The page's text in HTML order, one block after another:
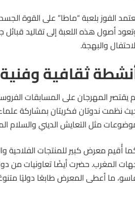
الفوز بلعبة “ماطا” على القوة
أصول هذه اللعبة إلى تقاليد
والبهجة.
ثقافية
يقتصر المهرجان على المسابقات
نظمت ندوتان فكريتان بمشاركة
مثل التعايش الديني والسلام
المغرب. حضرت أيضًا تعاونيات من دول
ما أعطى المعرض طابعًا دوليًا